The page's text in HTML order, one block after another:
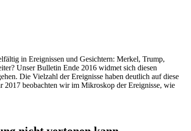
in Ereignissen und Gesichtern: Merkel, Trump,
Unser Bulletin Ende 2016 widmet sich diesen
Die Vielzahl der Ereignisse haben deutlich auf diese
2017 beobachten wir im Mikroskop der Ereignisse, wie